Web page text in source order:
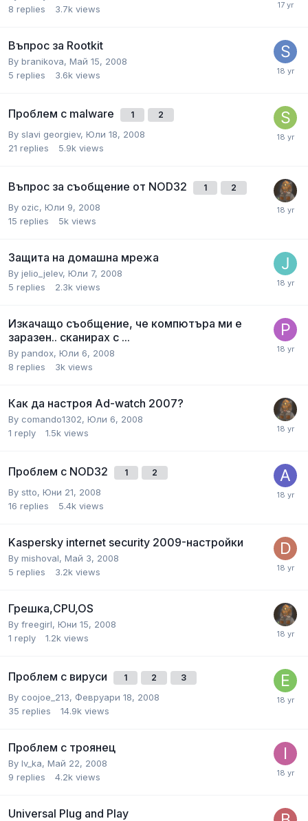
8 replies 3.7k views
Въпрос за Rootkit
By branikova, Май 15, 2008
5 replies 3.6k views
Проблем с malware 1 2
By slavi georgiev, Юли 18, 2008
21 replies 5.9k views
Въпрос за съобщение от NOD32 1 2
By ozic, Юли 9, 2008
15 replies 5k views
Защита на домашна мрежа
By jelio_jelev, Юли 7, 2008
5 replies 2.3k views
Изкачащо съобщение, че компютъра ми е
заразен.. сканирах с ...
By pandox, Юли 6, 2008
8 replies 3k views
Как да настроя Ad-watch 2007?
By comando1302, Юли 6, 2008
1 reply 1.5k views
Проблем с NOD32 1 2
By stto, Юни 21, 2008
16 replies 5.4k views
Kaspersky internet security 2009-настройки
By mishoval, Май 3, 2008
5 replies 3.2k views
Грешка,CPU,OS
By freegirl, Юни 15, 2008
1 reply 1.2k views
Проблем с вируси 1 2 3
By coojoe_213, Февруари 18, 2008
35 replies 14.9k views
Проблем с троянец
By Iv_ka, Май 22, 2008
9 replies 4.2k views
Universal Plug and Play